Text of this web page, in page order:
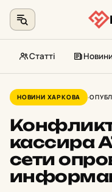
до
контенту
Статті Новини
НОВИНИ ХАРКОВА
кассира
сети